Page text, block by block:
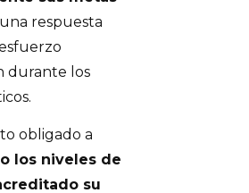
respuesta
durante los
obligado a
los niveles de
su